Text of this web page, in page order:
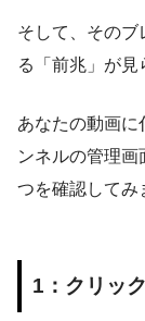
そして、そのブ
る「前兆」が見
あなたの動画に
ンネルの管理
つを確認してみ
1：クリッ